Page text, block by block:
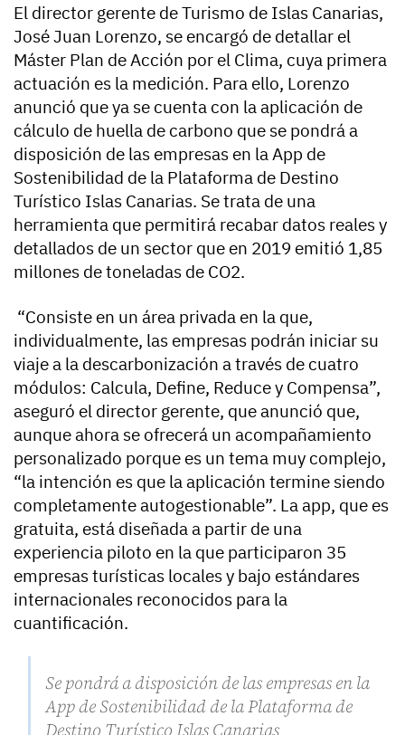
El director gerente de Turismo de Islas Canarias,
José Juan Lorenzo, se encargó de detallar el
Máster Plan de Acción por el Clima, cuya primera
actuación es la medición. Para ello, Lorenzo
anunció que ya se cuenta con la aplicación de
cálculo de huella de carbono que se pondrá a
disposición de las empresas en la App de
Sostenibilidad de la Plataforma de Destino
Turístico Islas Canarias. Se trata de una
herramienta que permitirá recabar datos reales y
detallados de un sector que en 2019 emitió 1,85
millones de toneladas de CO2.
“Consiste en un área privada en la que,
individualmente, las empresas podrán iniciar su
viaje a la descarbonización a través de cuatro
módulos: Calcula, Define, Reduce y Compensa”,
aseguró el director gerente, que anunció que,
aunque ahora se ofrecerá un acompañamiento
personalizado porque es un tema muy complejo,
“la intención es que la aplicación termine siendo
completamente autogestionable”. La app, que es
gratuita, está diseñada a partir de una
experiencia piloto en la que participaron 35
empresas turísticas locales y bajo estándares
internacionales reconocidos para la
cuantificación.
Se pondrá a disposición de las empresas en la
App de Sostenibilidad de la Plataforma de
Destino Turístico Islas Canarias